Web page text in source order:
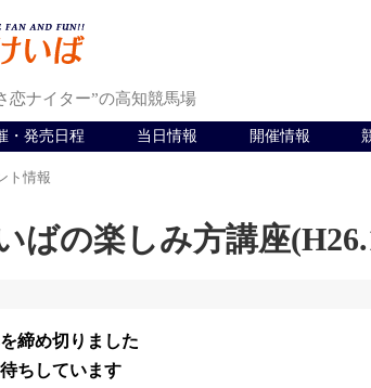
恋ナイター”の高知競馬場
・発売日程 当日情報 開催情報
ト情報
ばの楽しみ方講座
締め切りました
ちしています